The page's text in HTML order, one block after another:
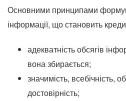
Основними принципами
інформації, що становить
адекватність обсягів
вона збирається;
значимість, всебічність,
достовірність;